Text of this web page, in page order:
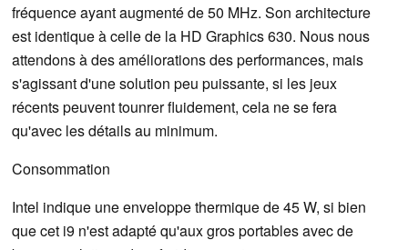
fréquence ayant augmenté de 50 MHz. Son architecture
est identique à celle de la HD Graphics 630. Nous nous
attendons à des améliorations des performances, mais
s'agissant d'une solution peu puissante, si les jeux
récents peuvent tounrer fluidement, cela ne se fera
qu'avec les détails au minimum.
Consommation
Intel indique une enveloppe thermique de 45 W, si bien
que cet i9 n'est adapté qu'aux gros portables avec de